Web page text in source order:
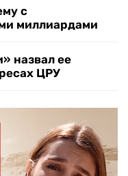
с
миллиардами
назвал ее
ЦРУ